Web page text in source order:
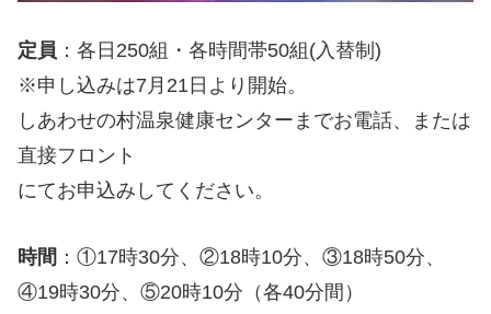
定員 ：各日250組・各時間帯50組(入替制)
※申し込みは7月21日より開始。
しあわせの村温泉健康センターまでお電話、または
直接フロント
にてお申込みしてください。
時間 ：①17時30分、②18時10分、③18時50分、
④19時30分、⑤20時10分（各40分間）